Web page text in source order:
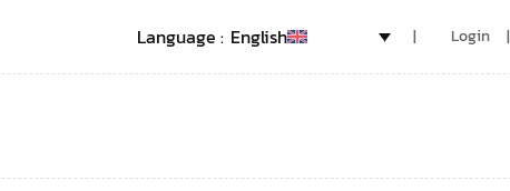
English Login